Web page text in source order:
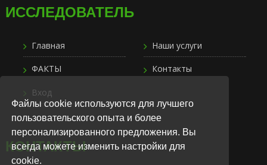
Файлы cookie используются для лучшего
пользовательского опыта и более
персонализированного предложения. Вы
всегда можете изменить настройки для
cookie.
ИССЛЕДОВАТЕЛЬ
Главная Наши услуги
ФАКТЫ Контакты
Вход
КОНТАКТЫ